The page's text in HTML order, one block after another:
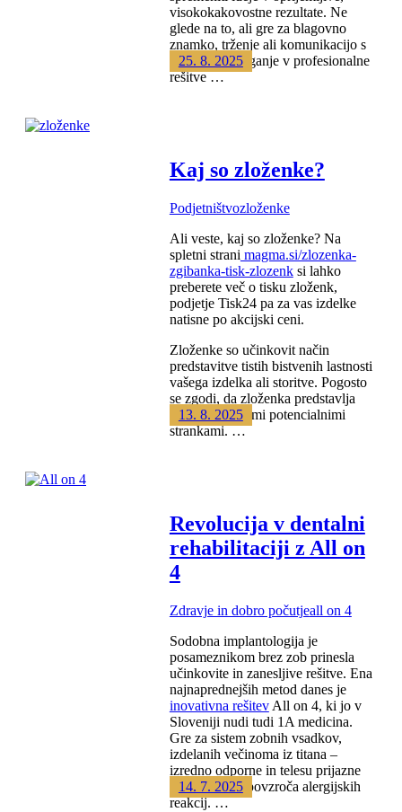
visokokakovostne rezultate. Ne
glede na to, ali gre za blagovno
znamko, trženje ali komunikacijo s
strankami, vlaganje v profesionalne
rešitve …
Kaj so zloženke?
25. 8. 2025
Podjetništvozloženke
Ali veste, kaj so zloženke? Na
spletni strani magma.si/zlozenka-
zgibanka-tisk-zlozenksi lahko
preberete več o tisku zloženk,
podjetje Tisk24 pa za vas izdelke
natisne po akcijski ceni.
Zloženke so učinkovit način
predstavitve tistih bistvenih lastnosti
vašega izdelka ali storitve. Pogosto
se zgodi, da zloženka predstavlja
prvi stik z vašimi potencialnimi
strankami. …
Revolucija v dentalni
rehabilitaciji z All on
4
13. 8. 2025
Zdravje in dobro počutjeall on 4
Sodobna implantologija je
posameznikom brez zob prinesla
učinkovite in zanesljive rešitve. Ena
najnaprednejših metod danes je
inovativna rešitevAll on 4, ki jo v
Sloveniji nudi tudi 1A medicina.
Gre za sistem zobnih vsadkov,
izdelanih večinoma iz titana –
izredno odporne in telesu prijazne
kovine, ki ne povzroča alergijskih
reakcij. …
14. 7. 2025